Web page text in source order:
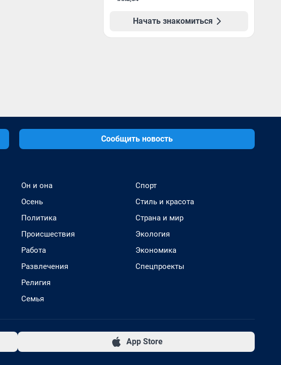
Начать знакомиться
Сообщить новость
Он и она
Осень
Политика
Происшествия
Работа
Развлечения
Религия
Семья
Спорт
Стиль и красота
Страна и мир
Экология
Экономика
Спецпроекты
App Store